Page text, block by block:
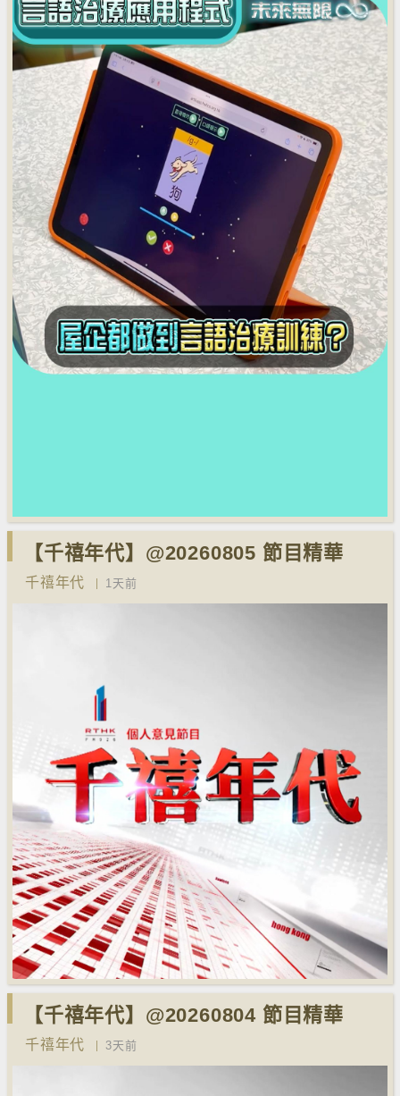
【千禧年代】@20260805 節目精華
千禧年代 1天前
【千禧年代】@20260804 節目精華
千禧年代 3天前